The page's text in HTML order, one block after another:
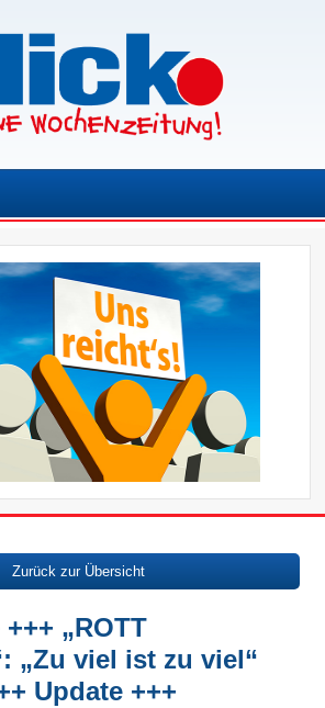
Zurück zur Übersicht
„ROTT
„Zu viel ist zu viel“
Update +++